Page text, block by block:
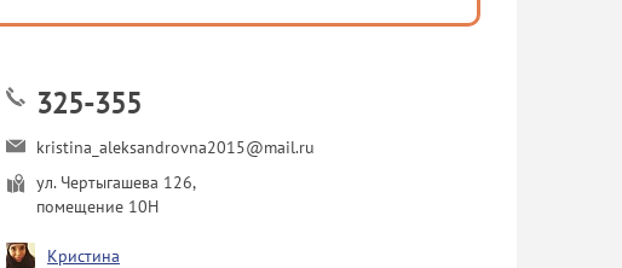
325-355
kristina_aleksandrovna2015@mail.ru
ул. Чертыгашева 126,
помещение 10Н
Кристина